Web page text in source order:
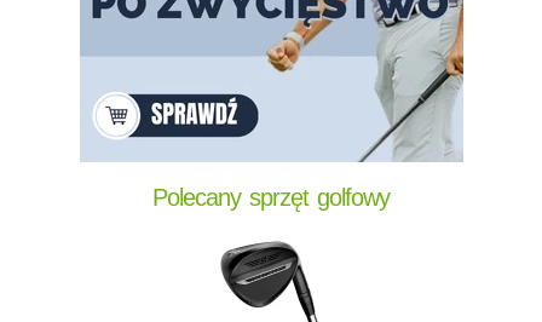
Polecany sprzęt golfowy